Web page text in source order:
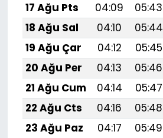
17 Ağu Pts
04:09 05:43
18 Ağu Sal
04:10 05:44
19 Ağu Çar
04:12 05:45
20 Ağu Per
04:13 05:46
21 Ağu Cum
04:14 05:47
22 Ağu Cts
04:16 05:48
23 Ağu Paz
04:17 05:49